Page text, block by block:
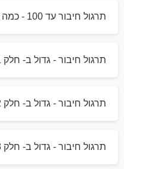
תרגול חיבור עד 100 - כמה דיירים בכל קומה
תרגול חיבור - גדול ב- חלק 1
תרגול חיבור - גדול ב- חלק 2
תרגול חיבור - גדול ב- חלק 3